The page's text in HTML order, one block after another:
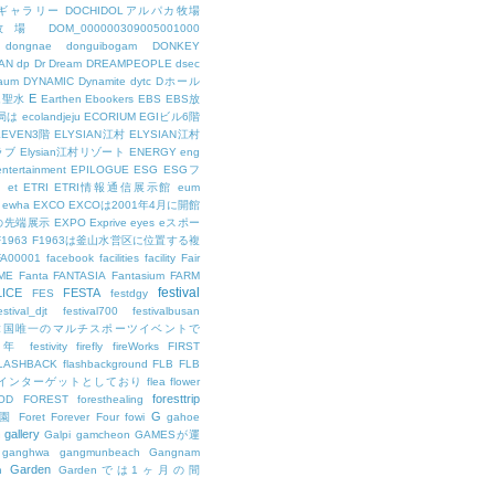
ャラリー
DOCHIDOLアルパカ牧場
場
DOM_000000309005001000
dongnae donguibogam
DONKEY
dp Dr Dream DREAMPEOPLE dsec
DYNAMIC Dynamite dytc Dホール
水 E Earthen Ebookers EBS EBS放
は ecolandjeju ECORIUM EGIビル6階
階 ELYSIAN江村 ELYSIAN江村
ブ Elysian江村リゾート ENERGY eng
EPILOGUE ESG ESGフ
et ETRI ETRI情報通信展示館
eum
ewha EXCO EXCOは2001年4月に開館
先端展示 EXPO Exprive eyes eスポー
F1963は釜山水営区に位置する複
facebook facilities facility Fair
Fanta FANTASIA Fantasium FARM
FES FESTA festdgy festival
festival700
festivalbusan
国唯一のマルチスポーツイベントで
festivity firefly fireWorks
FIRST
flashbackground FLB FLB
ンターゲットとしており
flea flower
FOREST foresthealing foresttrip
Foret Forever Four fowi G gahoe
gallery Galpi gamcheon GAMESが運
ganghwa gangmunbeach
Gangnam
Garden
Gardenでは1ヶ月の間